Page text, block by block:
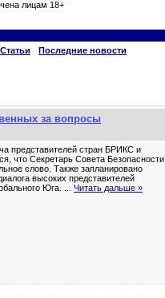
лицам 18+
Статьи Последние новости
за вопросы
представителей стран БРИКС и
что Секретарь Совета Безопасности
слово. Также запланировано
высоких представителей
Юга.
Читать дальше »